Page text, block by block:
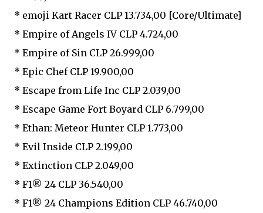
* emoji Kart Racer CLP 13.734,00 [Core/Ultimate]
* Empire of Angels IV CLP 4.724,00
* Empire of Sin CLP 26.999,00
* Epic Chef CLP 19.900,00
* Escape from Life Inc CLP 2.039,00
* Escape Game Fort Boyard CLP 6.799,00
* Ethan: Meteor Hunter CLP 1.773,00
* Evil Inside CLP 2.199,00
* Extinction CLP 2.049,00
* F1® 24 CLP 36.540,00
* F1® 24 Champions Edition CLP 46.740,00